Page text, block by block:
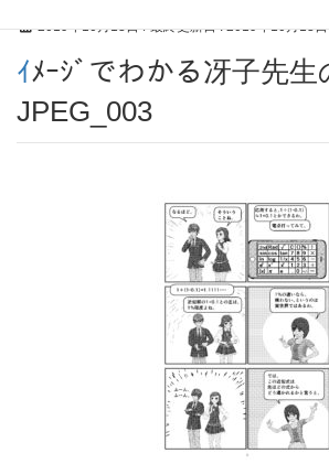
2019年10月13日 / 最終更新日 :2019年10月13日
ｲﾒｰｼﾞでわかる冴子先生の高校数学
JPEG_003